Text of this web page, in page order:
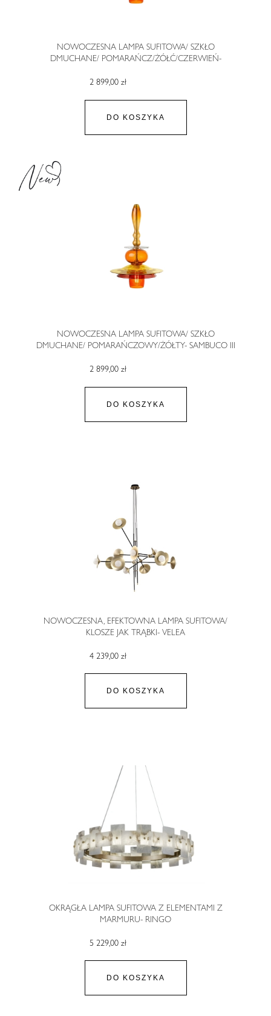
NOWOCZESNA LAMPA SUFITOWA/ SZKŁO
DMUCHANE/ POMARAŃCZ/ŻÓŁĆ/CZERWIEŃ-
2 899,00 zł
DO KOSZYKA
NOWOCZESNA LAMPA SUFITOWA/ SZKŁO
DMUCHANE/ POMARAŃCZOWY/ŻÓŁTY- SAMBUCO III
2 899,00 zł
DO KOSZYKA
NOWOCZESNA, EFEKTOWNA LAMPA SUFITOWA/
KLOSZE JAK TRĄBKI- VELEA
4 239,00 zł
DO KOSZYKA
OKRĄGŁA LAMPA SUFITOWA Z ELEMENTAMI Z
MARMURU- RINGO
5 229,00 zł
DO KOSZYKA